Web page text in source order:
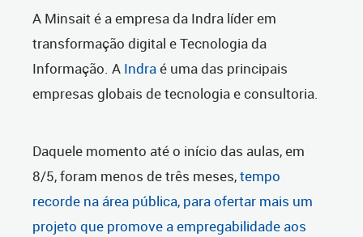
A Minsait é a empresa da Indra líder em
transformação digital e Tecnologia da
Informação. A Indraé uma das principais
empresas globais de tecnologia e consultoria.
Daquele momento até o início das aulas, em
8/5, foram menos de três meses,tempo
recorde na área pública, para ofertar mais um
projeto que promove a empregabilidade aos